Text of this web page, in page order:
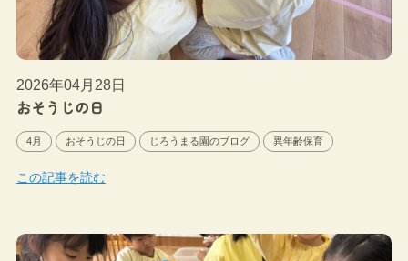
2026年04月28日
おそうじの日
4月 おそうじの日 じろうまる園のブログ 異年齢保育
この記事を読む